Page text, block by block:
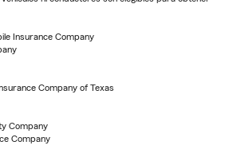
Insurance Company
Company of Texas
Company
Company